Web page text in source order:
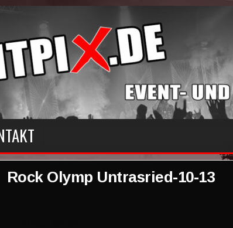
Rock Olymp Untrasried-10-13